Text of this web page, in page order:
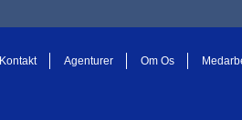
Kontakt Agenturer Om Os